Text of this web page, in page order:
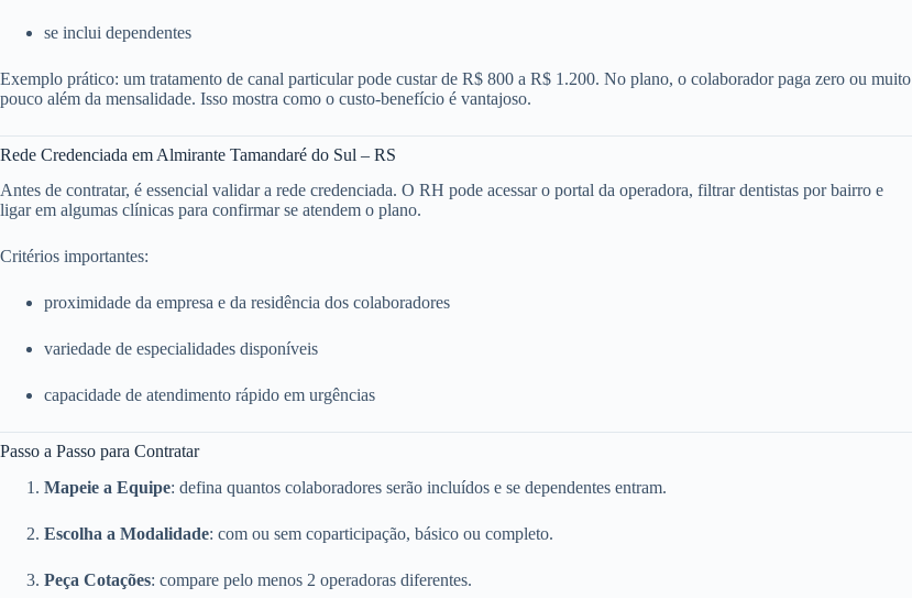
se inclui dependentes
Exemplo prático: um tratamento de canal particular pode custar de R$ 800 a R$ 1.200. No plano, o colaborador paga zero ou muito
pouco além da mensalidade. Isso mostra como o custo-benefício é vantajoso.
Rede Credenciada em Almirante Tamandaré do Sul – RS
Antes de contratar, é essencial validar a rede credenciada. O RH pode acessar o portal da operadora, filtrar dentistas por bairro e
ligar em algumas clínicas para confirmar se atendem o plano.
Critérios importantes:
proximidade da empresa e da residência dos colaboradores
variedade de especialidades disponíveis
capacidade de atendimento rápido em urgências
Passo a Passo para Contratar
Mapeie a Equipe: defina quantos colaboradores serão incluídos e se dependentes entram.
Escolha a Modalidade: com ou sem coparticipação, básico ou completo.
Peça Cotações: compare pelo menos 2 operadoras diferentes.